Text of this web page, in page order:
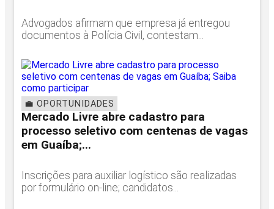
Advogados afirmam que empresa já entregou
documentos à Polícia Civil, contestam...
💼 OPORTUNIDADES
Mercado Livre abre cadastro para
processo seletivo com centenas de vagas
em Guaíba;...
Inscrições para auxiliar logístico são realizadas
por formulário on-line; candidatos...